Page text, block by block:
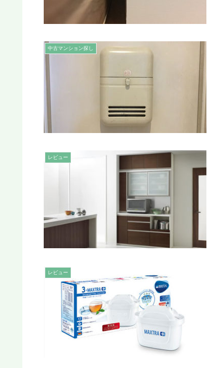
中古マンション探し
レビュー
レビュー